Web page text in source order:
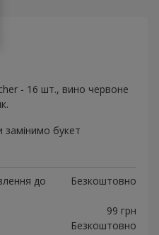
- 16 шт., вино червоне
замінимо букет
до
Безкоштовно
99 грн
Безкоштовно